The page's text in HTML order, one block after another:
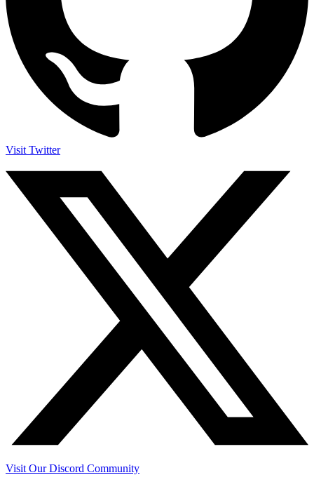
Visit Twitter
Visit Our Discord Community